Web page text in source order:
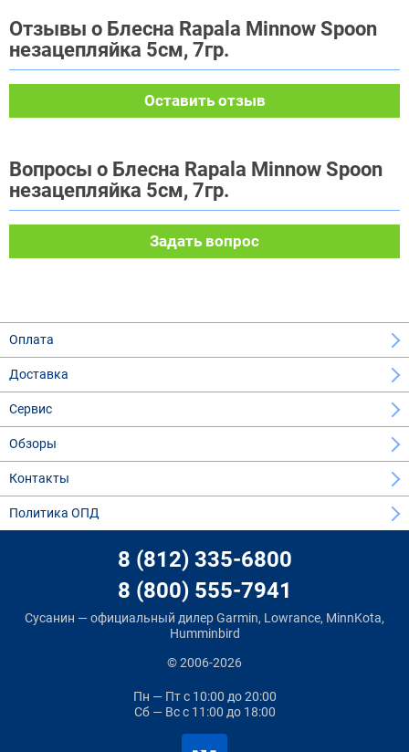
Отзывы о Блесна Rapala Minnow Spoon
незацепляйка 5см, 7гр.
Оставить отзыв
Вопросы о Блесна Rapala Minnow Spoon
незацепляйка 5см, 7гр.
Задать вопрос
Оплата
Доставка
Сервис
Обзоры
Контакты
Политика ОПД
8 (812) 335-6800
8 (800) 555-7941
Сусанин — официальный дилер Garmin, Lowrance, MinnKota,
Humminbird
© 2006-2026
Пн — Птс 10:00 до 20:00
Сб — Всс 11:00 до 18:00